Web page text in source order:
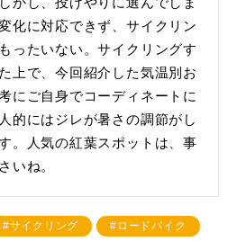
化に対応できず、サイクリン
ったいない。サイクリングす
上で、今回紹介した気温別お
にご自身でコーディネートに
的にはジレが暑さの調節がし
。人気の紅葉スポットは、事
いね。
#サイクリング #ロードバイク